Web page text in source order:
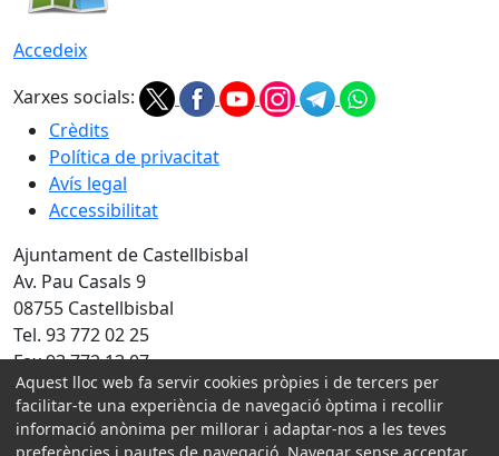
Accedeix
Xarxes socials:
Crèdits
Política de privacitat
Avís legal
Accessibilitat
Ajuntament de Castellbisbal
Av. Pau Casals 9
08755 Castellbisbal
Tel. 93 772 02 25
Fax 93 772 13 07
Amb la col·laboració de:
Aquest lloc web fa servir cookies pròpies i de tercers per
facilitar-te una experiència de navegació òptima i recollir
informació anònima per millorar i adaptar-nos a les teves